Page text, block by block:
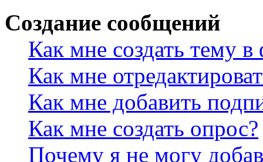
Создание сообщений
Как мне создать тему
Как мне
Как мне добавить
Как мне создать опрос?
Почему я не могу